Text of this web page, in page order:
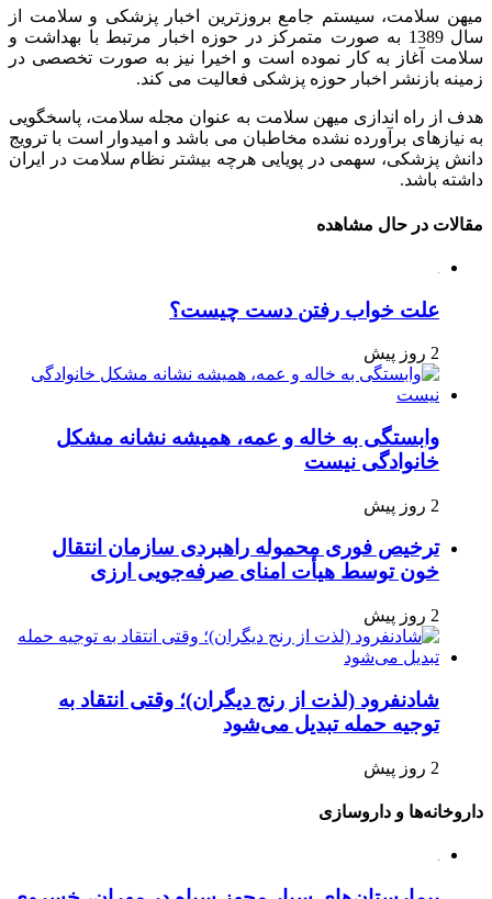
میهن سلامت، سیستم جامع بروزترین اخبار پزشکی و سلامت از
سال 1389 به صورت متمرکز در حوزه اخبار مرتبط با بهداشت و
سلامت آغاز به کار نموده است و اخیرا نیز به صورت تخصصی در
زمینه بازنشر اخبار حوزه پزشکی فعالیت می کند.
هدف از راه اندازی میهن سلامت به عنوان مجله سلامت، پاسخگویی
به نیازهای برآورده نشده مخاطبان می باشد و امیدوار است با ترویج
دانش پزشکی، سهمی در پویایی هرچه بیشتر نظام سلامت در ایران
داشته باشد.
مقالات در حال مشاهده
علت خواب رفتن دست چیست؟
2 روز پیش
وابستگی به خاله و عمه، همیشه نشانه مشکل
خانوادگی نیست
2 روز پیش
ترخیص فوری محموله راهبردی سازمان انتقال
خون توسط هیأت امنای صرفه‌جویی ارزی
2 روز پیش
شادنفرود (لذت از رنج دیگران)؛ وقتی انتقاد به
توجیه حمله تبدیل می‌شود
2 روز پیش
داروخانه‌ها و داروسازی